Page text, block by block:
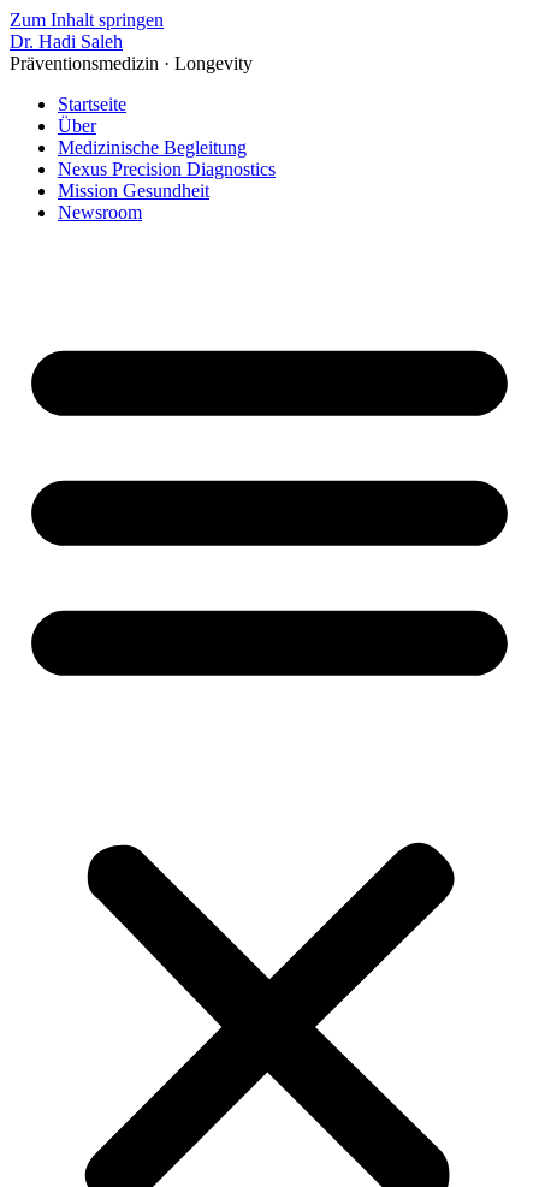
Zum Inhalt springen
Dr. Hadi Saleh
Präventionsmedizin · Longevity
Startseite
Über
Medizinische Begleitung
Nexus Precision Diagnostics
Mission Gesundheit
Newsroom